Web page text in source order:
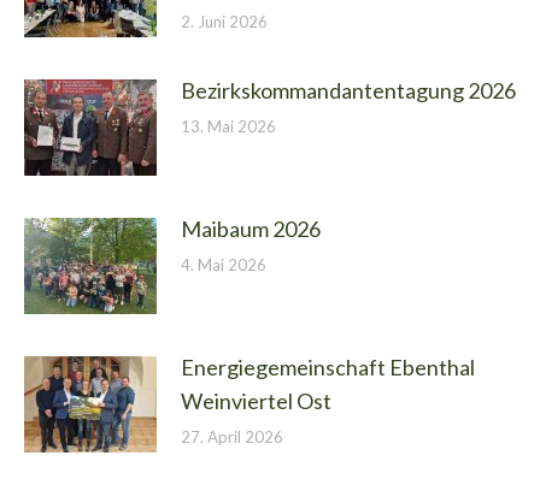
2. Juni 2026
Bezirkskommandantentagung 2026
13. Mai 2026
Maibaum 2026
4. Mai 2026
Energiegemeinschaft Ebenthal
Weinviertel Ost
27. April 2026